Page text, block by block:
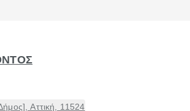
Αττική, 11524